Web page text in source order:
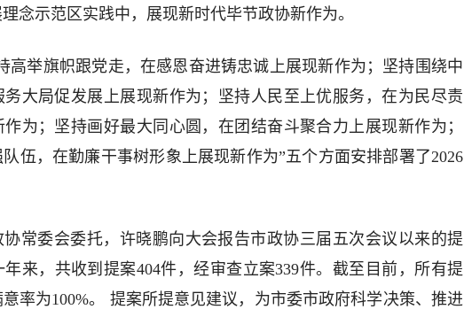
念示范区实践中，展现新时代毕节政协新作为。
高举旗帜跟党走，在感恩奋进铸忠诚上展现新作为；坚持围绕中
务大局促发展上展现新作为；坚持人民至上优服务，在为民尽责
为；坚持画好最大同心圆，在团结奋斗聚合力上展现新作为；
伍，在勤廉干事树形象上展现新作为”五个方面安排部署了2026
协常委会委托，许晓鹏向大会报告市政协三届五次会议以来的提
来，共收到提案404件，经审查立案339件。截至目前，所有提
率为100%。 提案所提意见建议，为市委市政府科学决策、推进